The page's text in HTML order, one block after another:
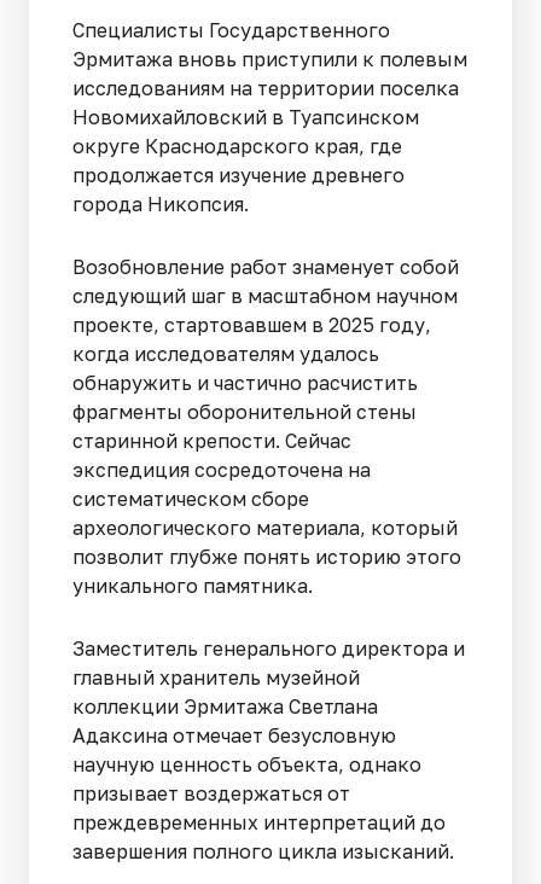
Специалисты Государственного
Эрмитажа вновь приступили к полевым
исследованиям на территории поселка
Новомихайловский в Туапсинском
округе Краснодарского края, где
продолжается изучение древнего
города Никопсия.
Возобновление работ знаменует собой
следующий шаг в масштабном научном
проекте, стартовавшем в 2025 году,
когда исследователям удалось
обнаружить и частично расчистить
фрагменты оборонительной стены
старинной крепости. Сейчас
экспедиция сосредоточена на
систематическом сборе
археологического материала, который
позволит глубже понять историю этого
уникального памятника.
Заместитель генерального директора и
главный хранитель музейной
коллекции Эрмитажа Светлана
Адаксина отмечает безусловную
научную ценность объекта, однако
призывает воздержаться от
преждевременных интерпретаций до
завершения полного цикла изысканий.